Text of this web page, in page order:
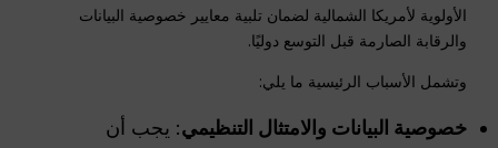
الأولوية لأمريكا الشمالية لضمان تلبية معايير خصوصية البيانات
والرقابة الصارمة قبل التوسع دوليًا.
وتشمل الأسباب الرئيسية ما يلي:
خصوصية البيانات والامتثال التنظيمي: يجب أن